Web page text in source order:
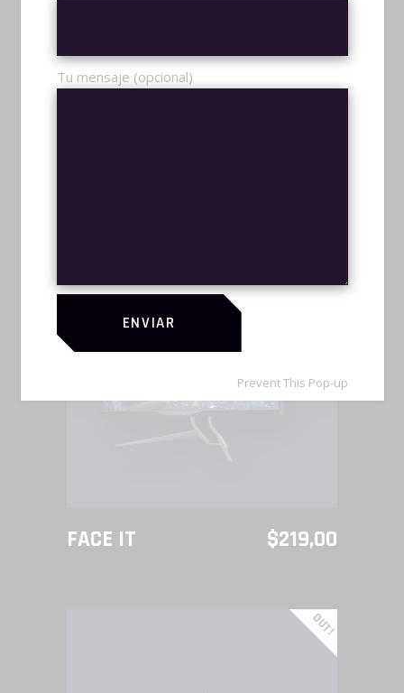
Tu mensaje (opcional)
ENVIAR
Prevent This Pop-up
FACE IT $219,00
OUT!